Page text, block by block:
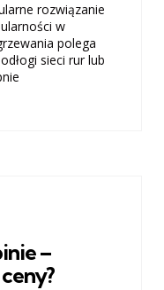
rozwiązanie
w
polega
sieci rur lub
–